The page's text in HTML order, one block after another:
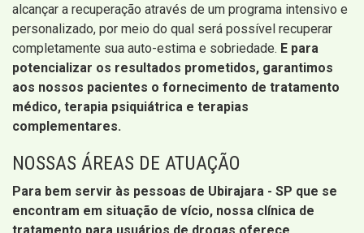
alcançar a recuperação através de um programa intensivo e
personalizado, por meio do qual será possível recuperar
completamente sua auto-estima e sobriedade. E para
potencializar os resultados prometidos, garantimos
aos nossos pacientes o fornecimento de tratamento
médico, terapia psiquiátrica e terapias
complementares.
NOSSAS ÁREAS DE ATUAÇÃO
Para bem servir às pessoas de Ubirajara - SP que se
encontram em situação de vício, nossa clínica de